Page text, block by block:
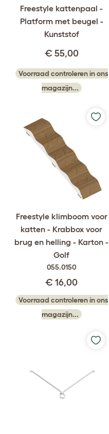
Freestyle kattenpaal -
Platform met beugel -
Kunststof
€ 55,00
Voorraad controleren in ons
magazijn...
Freestyle klimboom voor
katten - Krabbox voor
brug en helling - Karton -
Golf
055.0150
€ 16,00
Voorraad controleren in ons
magazijn...